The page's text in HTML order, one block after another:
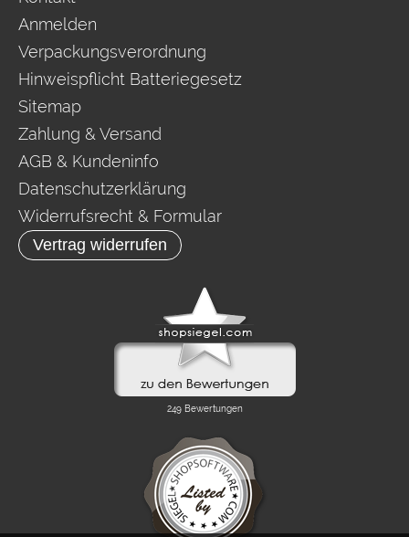
Anmelden
Verpackungsverordnung
Hinweispflicht Batteriegesetz
Sitemap
Zahlung & Versand
AGB & Kundeninfo
Datenschutzerklärung
Widerrufsrecht & Formular
Vertrag widerrufen